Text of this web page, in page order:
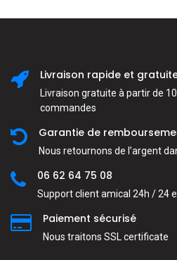
Livraison rapide et
Livraison gratuite à partir de
commandes
Garantie de
Nous retournons de l’argent
06 62 64 75 08
Support client amical 24h / 24
Paiement sécurisé
Nous traitons SSL сertificate